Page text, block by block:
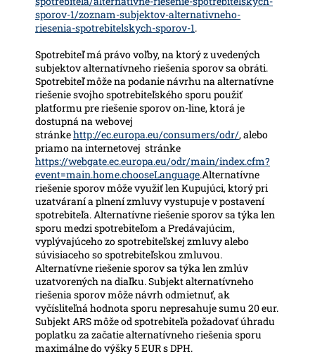
sporov-1/zoznam-subjektov-alternativneho-
riesenia-spotrebitelskych-sporov-1.
Spotrebiteľ má právo voľby, na ktorý z uvedených
subjektov alternatívneho riešenia sporov sa obráti.
Spotrebiteľ môže na podanie návrhu na alternatívne
riešenie svojho spotrebiteľského sporu použiť
platformu pre riešenie sporov on-line, ktorá je
dostupná na webovej
stránkehttp://ec.europa.eu/consumers/odr/, alebo
priamo na internetovej stránke
https://webgate.ec.europa.eu/odr/main/index.cfm?
event=main.home.chooseLanguage.Alternatívne
riešenie sporov môže využiť len Kupujúci, ktorý pri
uzatváraní a plnení zmluvy vystupuje v postavení
spotrebiteľa. Alternatívne riešenie sporov sa týka len
sporu medzi spotrebiteľom a Predávajúcim,
vyplývajúceho zo spotrebiteľskej zmluvy alebo
súvisiaceho so spotrebiteľskou zmluvou.
Alternatívne riešenie sporov sa týka len zmlúv
uzatvorených na diaľku. Subjekt alternatívneho
riešenia sporov môže návrh odmietnuť, ak
vyčísliteľná hodnota sporu nepresahuje sumu 20 eur.
Subjekt ARS môže od spotrebiteľa požadovať úhradu
poplatku za začatie alternatívneho riešenia sporu
maximálne do výšky 5 EUR s DPH.